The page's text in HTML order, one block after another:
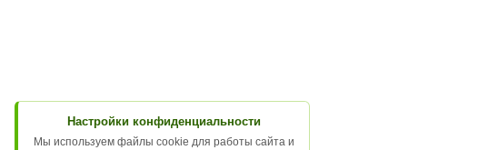
Настройки конфиденциальности
Мы используем файлы cookie для работы сайта и